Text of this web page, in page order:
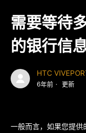
需要等待
的银行信
HTC
6年前 更新
一般而言，如果您提